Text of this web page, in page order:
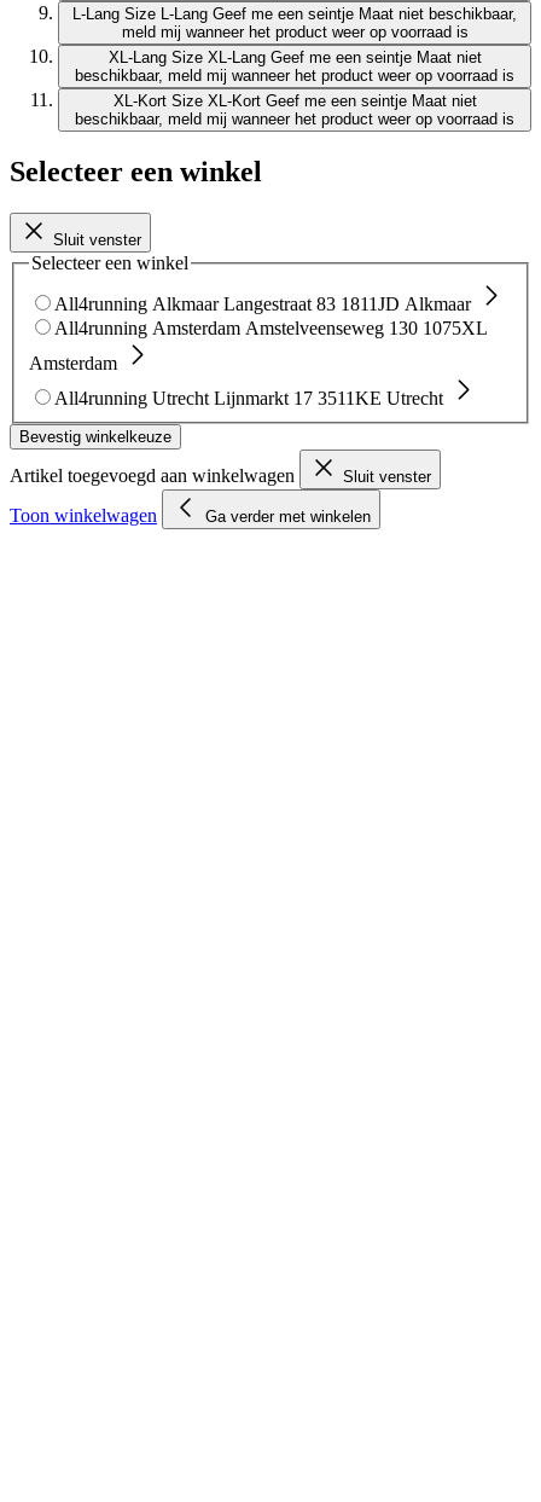
L-Lang Size L-Lang Geef me een seintje Maat niet beschikbaar,
meld mij wanneer het product weer op voorraad is
XL-Lang Size XL-Lang Geef me een seintje Maat niet
beschikbaar, meld mij wanneer het product weer op voorraad is
XL-Kort Size XL-Kort Geef me een seintje Maat niet
beschikbaar, meld mij wanneer het product weer op voorraad is
Selecteer een winkel
Sluit venster
Selecteer een winkel
All4running Alkmaar Langestraat 83 1811JD Alkmaar
All4running Amsterdam Amstelveenseweg 130 1075XL
Amsterdam
All4running Utrecht Lijnmarkt 17 3511KE Utrecht
Bevestig winkelkeuze
Artikel toegevoegd aan winkelwagen Sluit venster
Toon winkelwagen Ga verder met winkelen